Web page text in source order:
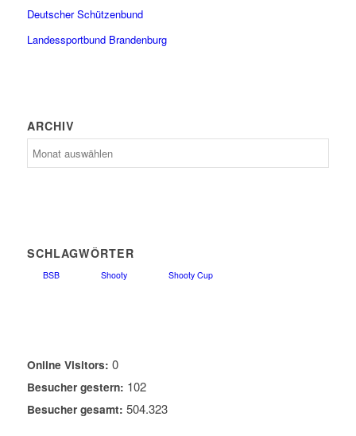
Deutscher Schützenbund
Landessportbund Brandenburg
ARCHIV
SCHLAGWÖRTER
BSB Shooty Shooty Cup
Online Visitors: 0
Besucher gestern: 102
Besucher gesamt: 504.323